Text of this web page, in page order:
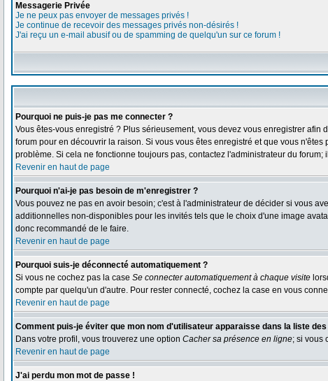
Messagerie Privée
Je ne peux pas envoyer de messages privés !
Je continue de recevoir des messages privés non-désirés !
J'ai reçu un e-mail abusif ou de spamming de quelqu'un sur ce forum !
Pourquoi ne puis-je pas me connecter ?
Vous êtes-vous enregistré ? Plus sérieusement, vous devez vous enregistrer
forum pour en découvrir la raison. Si vous vous êtes enregistré et que vous
problème. Si cela ne fonctionne toujours pas, contactez l'administrateur du
Revenir en haut de page
Pourquoi n'ai-je pas besoin de m'enregistrer ?
Vous pouvez ne pas en avoir besoin; c'est à l'administrateur de décider si vous
additionnelles non-disponibles pour les invités tels que le choix d'une image
donc recommandé de le faire.
Revenir en haut de page
Pourquoi suis-je déconnecté automatiquement ?
Si vous ne cochez pas la case Se connecter automatiquement à chaque visite
compte par quelqu'un d'autre. Pour rester connecté, cochez la case en vous
Revenir en haut de page
Comment puis-je éviter que mon nom d'utilisateur apparaisse dans la liste
Dans votre profil, vous trouverez une option Cacher sa présence en ligne; si vous
Revenir en haut de page
J'ai perdu mon mot de passe !